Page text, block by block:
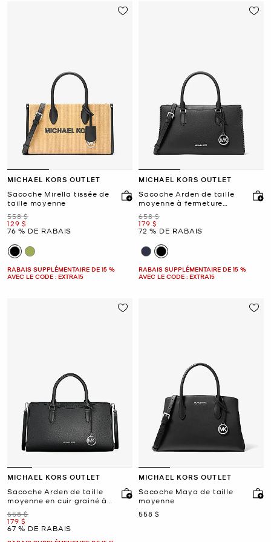
MICHAEL KORS OUTLET
Sacoche Mirella tissée de
taille moyenne
était
558 $
maintenant
129 $
76 % DE RABAIS
RABAIS SUPPLÉMENTAIRE DE 15 %
AVEC LE CODE : EXTRA15
MICHAEL KORS OUTLET
Sacoche Arden de taille
moyenne à fermeture
éclair sur le dessus
était
658 $
maintenant
179 $
72 % DE RABAIS
RABAIS SUPPLÉMENTAIRE DE 15 %
AVEC LE CODE : EXTRA15
MICHAEL KORS OUTLET
Sacoche Arden de taille
moyenne en cuir grainé à
logo Signature et à
fermeture éclair sur le
dessus
était
558 $
maintenant
179 $
67 % DE RABAIS
MICHAEL KORS OUTLET
Sacoche Maya de taille
moyenne
maintenant
558 $